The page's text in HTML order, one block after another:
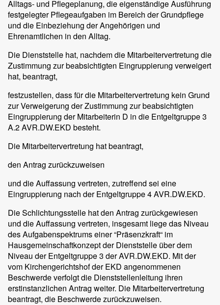
Alltags- und Pflegeplanung, die eigenständige Ausführung
festgelegter Pflegeaufgaben im Bereich der Grundpflege
und die Einbeziehung der Angehörigen und
Ehrenamtlichen in den Alltag.
Die Dienststelle hat, nachdem die Mitarbeitervertretung die
Zustimmung zur beabsichtigten Eingruppierung verweigert
hat, beantragt,
festzustellen, dass für die Mitarbeitervertretung kein Grund
zur Verweigerung der Zustimmung zur beabsichtigten
Eingruppierung der Mitarbeiterin D in die Entgeltgruppe 3
A.2 AVR.DW.EKD besteht.
Die Mitarbeitervertretung hat beantragt,
den Antrag zurückzuweisen
und die Auffassung vertreten, zutreffend sei eine
Eingruppierung nach der Entgeltgruppe 4 AVR.DW.EKD.
Die Schlichtungsstelle hat den Antrag zurückgewiesen
und die Auffassung vertreten, insgesamt liege das Niveau
des Aufgabenspektrums einer “Präsenzkraft“ im
Hausgemeinschaftkonzept der Dienststelle über dem
Niveau der Entgeltgruppe 3 der AVR.DW.EKD. Mit der
vom Kirchengerichtshof der EKD angenommenen
Beschwerde verfolgt die Dienststellenleitung ihren
erstinstanzlichen Antrag weiter. Die Mitarbeitervertretung
beantragt, die Beschwerde zurückzuweisen.